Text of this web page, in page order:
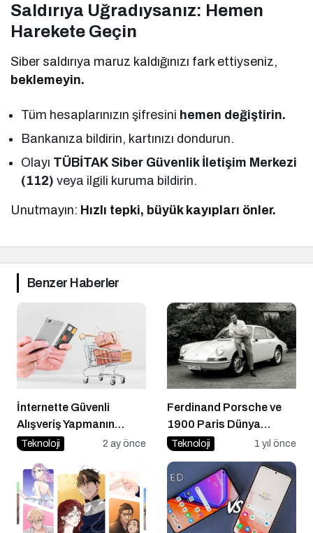
Saldırıya Uğradıysanız: Hemen
Harekete Geçin
Siber saldırıya maruz kaldığınızı fark ettiyseniz,
beklemeyin.
Tüm hesaplarınızın şifresini hemen değiştirin.
Bankanıza bildirin, kartınızı dondurun.
Olayı TÜBİTAK Siber Güvenlik İletişim Merkezi
(112) veya ilgili kuruma bildirin.
Unutmayın: Hızlı tepki, büyük kayıpları önler.
Benzer Haberler
İnternette Güvenli
Alışveriş Yapmanın
Yolları
Teknoloji 2 ay önce
Ferdinand Porsche ve
1900 Paris Dünya
Sergisi’nde Elektrikli
Teknoloji 1 yıl önce